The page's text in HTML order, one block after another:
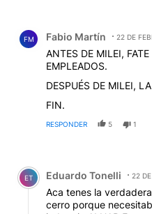
FM Fabio Martín 22 DE
ANTES DE MILEI,
EMPLEADOS.
DESPUÉS DE MILEI,
FIN.
RESPONDER 5 1
Comentario de Eduardo
ET Eduardo Tonelli 22
Aca tenes la
cerro porque